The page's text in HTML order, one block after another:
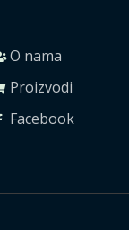
O nama
Proizvodi
Facebook